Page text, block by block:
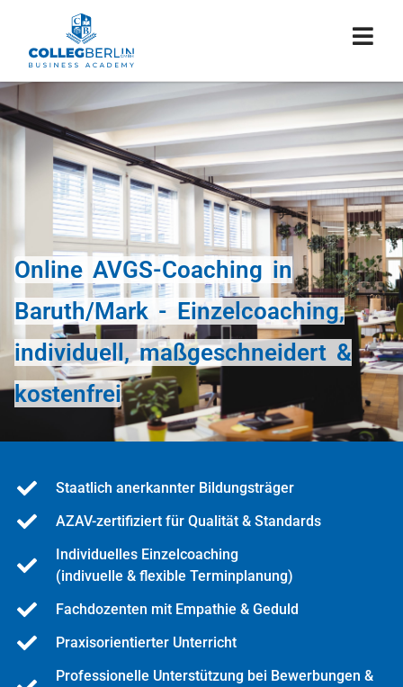
Online AVGS-Coaching in
Baruth/Mark - Einzelcoaching,
individuell, maßgeschneidert &
kostenfrei
Staatlich anerkannter Bildungsträger
AZAV-zertifiziert für Qualität & Standards
Individuelles Einzelcoaching
(indivuelle & flexible Terminplanung)
Fachdozenten mit Empathie & Geduld
Praxisorientierter Unterricht
Professionelle Unterstützung bei Bewerbungen &